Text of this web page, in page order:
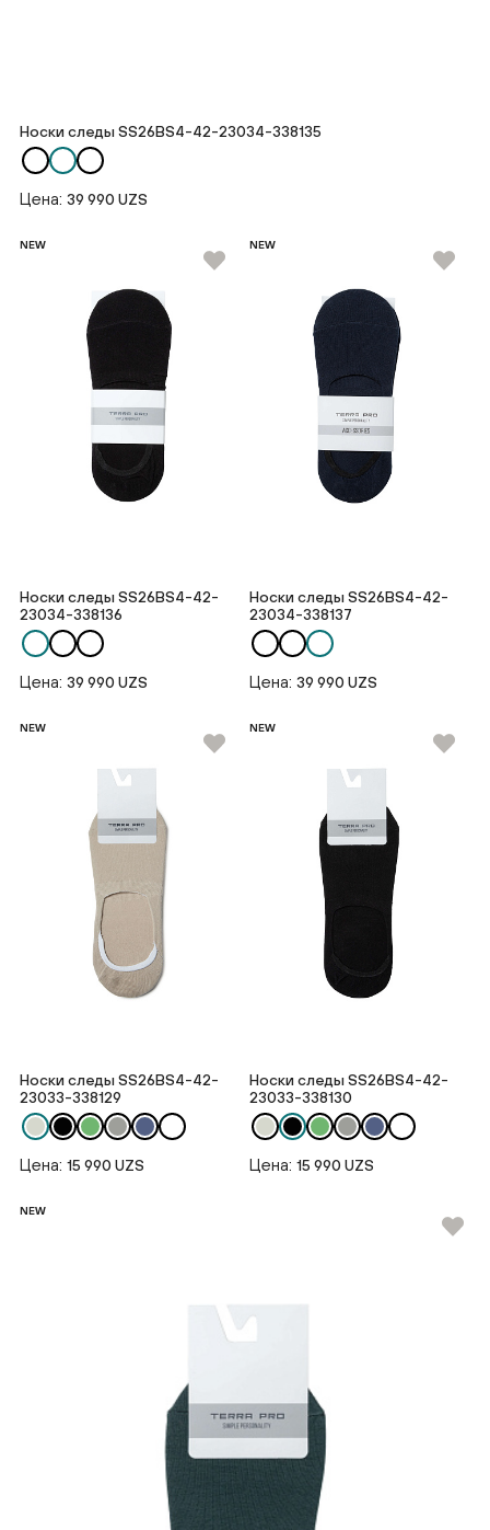
Носки следы SS26BS4-42-23034-338135
Цена: 39 990 UZS
NEW
Носки следы SS26BS4-42-
23034-338136
Цена: 39 990 UZS
NEW
Носки следы SS26BS4-42-
23034-338137
Цена: 39 990 UZS
NEW
Носки следы SS26BS4-42-
23033-338129
Цена: 15 990 UZS
NEW
Носки следы SS26BS4-42-
23033-338130
Цена: 15 990 UZS
NEW